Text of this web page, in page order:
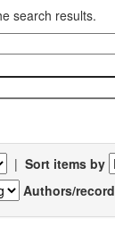
search results.
| Sort items by
Authors/record